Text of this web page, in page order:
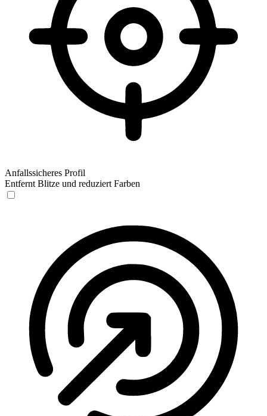
Anfallssicheres Profil
Entfernt Blitze und reduziert Farben